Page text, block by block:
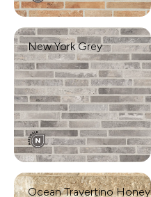
New York Grey
Ocean Travertino Honey